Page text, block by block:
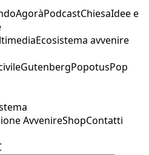
AgoràPodcastChiesaIdee e
Ecosistema avvenire
GutenbergPopotusPop
AvvenireShopContatti